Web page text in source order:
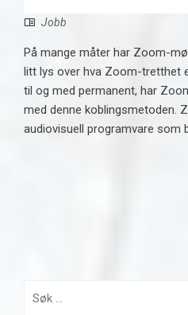
Jobb
På mange måter har Zoom-
litt lys over hva Zoom-tretthet
til og med permanent, har
med denne koblingsmetoden.
audiovisuell programvare som
etter: